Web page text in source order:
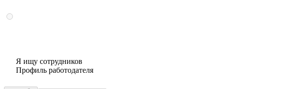
Я ищу сотрудников
Профиль работодателя